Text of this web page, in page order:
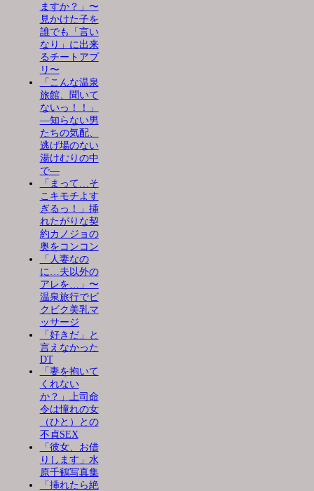
ますか？」〜
見かけた子を
誰でも「言い
なり」に出来
るチートアプ
リ〜
「こんな温泉
旅館、聞いて
ないっ！！」
―知らない男
たちの気配、
逃げ場のない
湯けむりの中
で―
「まって…そ
こキモチよす
ぎるっ！」挿
れたがりな契
約カノジョの
奥をコンコン
「人妻なの
に…夫以外の
アレを…」〜
温泉旅行でビ
クビク美乳マ
ッサージ
「好きだ」と
言えなかった
DT
「妻を抱いて
くれない
か？」上司命
令は憧れの女
（ひと）との
不貞SEX
「彼女、お借
りします」水
原千鶴写真集
「挿れたら絶